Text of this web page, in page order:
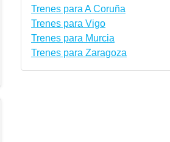
Trenes para A Coruña
Trenes para Vigo
Trenes para Murcia
Trenes para Zaragoza